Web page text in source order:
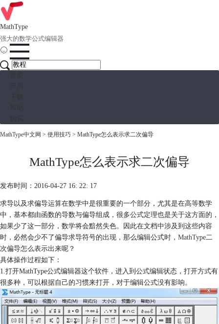
MathType
强大的数学公式编辑器
MathType中文网 > 使用技巧 > MathType怎么表示求二次偏导
MathType怎么表示求二次偏导
发布时间：2016-04-27 16: 22: 17
求导以及求偏导运算在数学中是很重要的一个部分，尤其是在高等数学
中，基本都由函数的导数与偏导组成，很多公式定理也是关于这方面的，
如果少了这一部分，数学将会黯然失色。因此在文档中涉及到这些内容
时，必然会少不了偏导求导符号的出现，那么编辑公式时， MathType二
次偏导怎么表示出来呢？
具体操作过程如下：
1.打开MathType公式编辑器这个软件，进入到公式编辑状态，打开方式有
很多种，可以根据自己的习惯来打开，对于编辑公式没有影响。